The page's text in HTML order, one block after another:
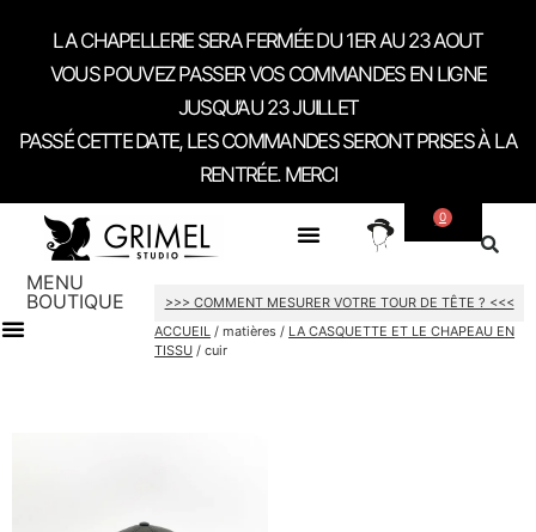
LA CHAPELLERIE SERA FERMÉE DU 1ER AU 23 AOUT
VOUS POUVEZ PASSER VOS COMMANDES EN LIGNE
JUSQU’AU 23 JUILLET
PASSÉ CETTE DATE, LES COMMANDES SERONT PRISES À LA
RENTRÉE. MERCI
0
MENU
BOUTIQUE
>>> COMMENT MESURER VOTRE TOUR DE TÊTE ? <<<
ACCUEIL / matières / LA CASQUETTE ET LE CHAPEAU EN
TISSU / cuir